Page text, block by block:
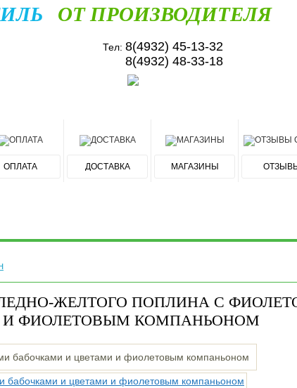
ОТ ПРОИЗВОДИТЕЛЯ
Тел: 8(4932) 45-13-32
8(4932) 48-33-18
ОПЛАТА ДОСТАВКА МАГАЗИНЫ
ЖЕЛТОГО ПОПЛИНА С
ФИОЛЕТОВЫМ КОМПАНЬОНОМ